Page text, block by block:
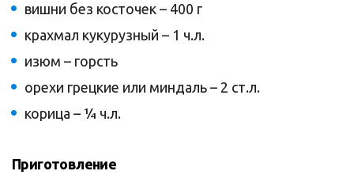
вишни без косточек – 400 г
крахмал кукурузный – 1 ч.л.
изюм – горсть
орехи грецкие или миндаль – 2 ст.л.
корица – ¼ ч.л.
Приготовление